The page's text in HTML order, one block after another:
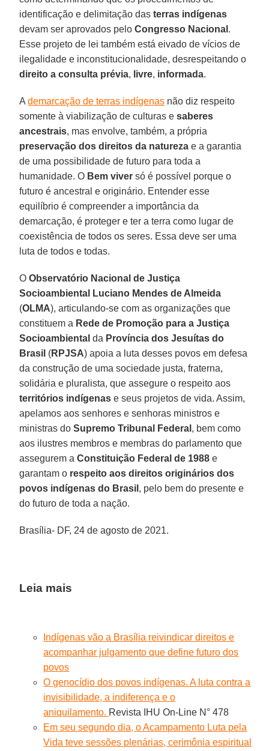
identificação e delimitação dasterras indígenas
devam ser aprovados peloCongresso Nacional .
Esse projeto de lei também está eivado de vícios de
ilegalidade e inconstitucionalidade, desrespeitando o
direito a consulta prévia, livre, informada.
Ademarcação de terras indígenas não diz respeito
somente à viabilização de culturas esaberes
ancestrais, mas envolve, também, a própria
preservação dos direitos da natureza e a garantia
de uma possibilidade de futuro para toda a
humanidade. O Bem viver só é possível porque o
futuro é ancestral e originário. Entender esse
equilíbrio é compreender a importância da
demarcação, é proteger e ter a terra como lugar de
coexistência de todos os seres. Essa deve ser uma
luta de todos e todas.
OObservatório Nacional de Justiça
Socioambiental Luciano Mendes de Almeida
(OLMA), articulando-se com as organizações que
constituem a Rede de Promoção para a Justiça
Socioambiental da Província dos Jesuítas do
Brasil (RPJSA) apoia a luta desses povos em defesa
da construção de uma sociedade justa, fraterna,
solidária e pluralista, que assegure o respeito aos
territórios indígenas e seus projetos de vida. Assim,
apelamos aos senhores e senhoras ministros e
ministras doSupremo Tribunal Federal , bem como
aos ilustres membros e membras do parlamento que
assegurem aConstituição Federal de 1988 e
garantam o respeito aos direitos originários dos
povos indígenas do Brasil , pelo bem do presente e
do futuro de toda a nação.
Brasília- DF, 24 de agosto de 2021.
Leia mais
Indígenas vão a Brasília reivindicar direitos e
acompanhar julgamento que define futuro dos
povos
O genocídio dos povos indígenas. A luta contra a
invisibilidade, a indiferença e o
aniquilamento. Revista IHU On-Line N° 478
Em seu segundo dia, o Acampamento Luta pela
Vida teve sessões plenárias, cerimônia espiritual